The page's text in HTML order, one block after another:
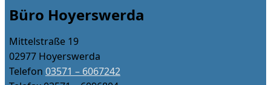
Büro Hoyerswerda
Mittelstraße 19
02977 Hoyerswerda
Telefon 03571 – 6067242